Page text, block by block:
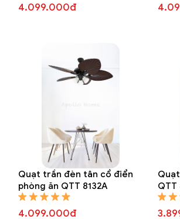
4.099.000đ
Quạt trần đèn tân cổ điển
phòng ăn QTT 8132A
4.099.000đ
QTT